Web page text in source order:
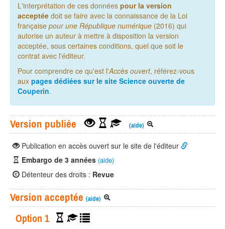
L'interprétation de ces données pour la version
acceptée doit se faire avec la connaissance de la Loi
française pour une République numérique (2016) qui
autorise un auteur à mettre à disposition la version
acceptée, sous certaines conditions, quel que soit le
contrat avec l'éditeur.
Pour comprendre ce qu'est l'Accès ouvert, référez-vous
aux pages dédiées sur le site Science ouverte de
Couperin.
Version publiée (aide)
Publication en accès ouvert sur le site de l'éditeur
Embargo de 3 années (aide)
Détenteur des droits : Revue
Version acceptée (aide)
Option 1